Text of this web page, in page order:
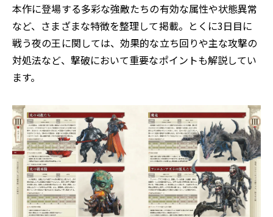
本作に登場する多彩な強敵たちの有効な属性や状態異常
など、さまざまな特徴を整理して掲載。とくに3日目に
戦う夜の王に関しては、効果的な立ち回りや主な攻撃の
対処法など、撃破において重要なポイントも解説してい
ます。